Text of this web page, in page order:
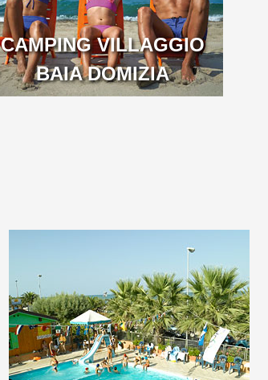
CAMPING VILLAGGIO
BAIA DOMIZIA